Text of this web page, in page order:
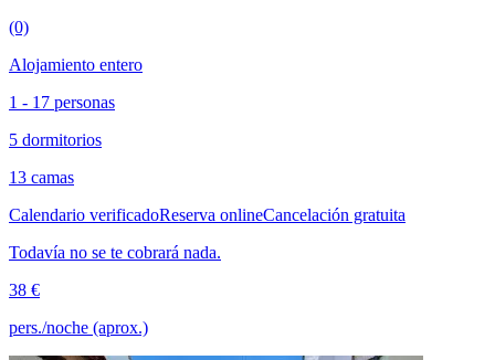
(0)
Alojamiento entero
1 - 17 personas
5 dormitorios
13 camas
Calendario verificadoReserva onlineCancelación gratuita
Todavía no se te cobrará nada.
38 €
pers./noche (aprox.)